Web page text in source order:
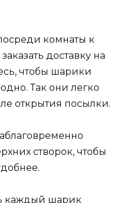
комнаты к
доставку на
чтобы шарики
Так они легко
открытия посылки.
створок, чтобы
каждый шарик